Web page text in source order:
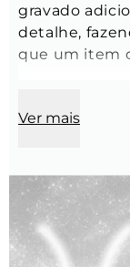
gravado
detalhe,
que um item
Modelo:
Espessura: 3
Ver mais